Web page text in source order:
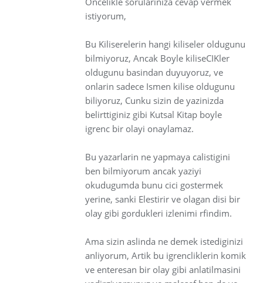
istiyorum,
Bu Kiliserelerin hangi kiliseler oldugunu
bilmiyoruz, Ancak Boyle kiliseCIKler
oldugunu basindan duyuyoruz, ve
onlarin sadece Ismen kilise oldugunu
biliyoruz, Cunku sizin de yazinizda
belirttiginiz gibi Kutsal Kitap boyle
igrenc bir olayi onaylamaz.
Bu yazarlarin ne yapmaya calistigini
ben bilmiyorum ancak yaziyi
okudugumda bunu cici gostermek
yerine, sanki Elestirir ve olagan disi bir
olay gibi gordukleri izlenimi rfindim.
Ama sizin aslinda ne demek istediginizi
anliyorum, Artik bu igrencliklerin komik
ve enteresan bir olay gibi anlatilmasini